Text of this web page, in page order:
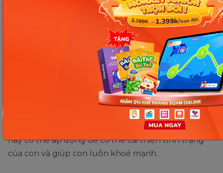
hoá được tốt. Uống nhiều nước còn giúp trẻ béo
phì có thể giảm được cân nặng của mình.
Trẻ 10 tuổi khó ngủ: nguyên
Việc cân bằng thực đơn cho trẻ 10 béo phì là rất
quan trọng nhận được quan tâm và hỗ trợ của cha
chế độ ăn cho trẻ 10
mà ba mẹ có con đang gặp tình trạng
này có thể áp dụng để có thể cải thiện tình trạng
của con và giúp con luôn khoẻ mạnh.